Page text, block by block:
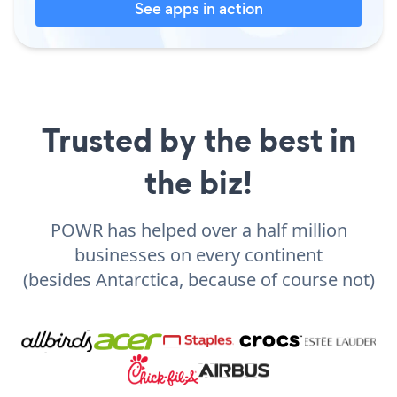
See apps in action
Trusted by the best in
the biz!
POWR has helped over a half million
businesses on every continent
(besides Antarctica, because of course not)